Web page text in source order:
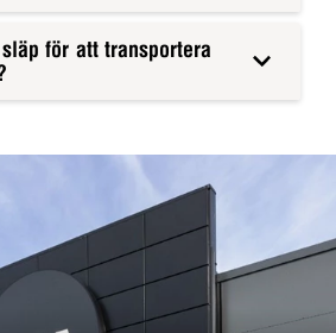
för att transportera